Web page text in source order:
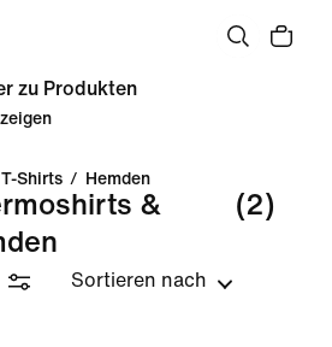
zu Produkten
Shirts / Hemden
&
(2)
Sortieren nach